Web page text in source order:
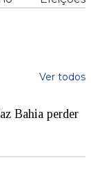
Ver todos
Bahia perder